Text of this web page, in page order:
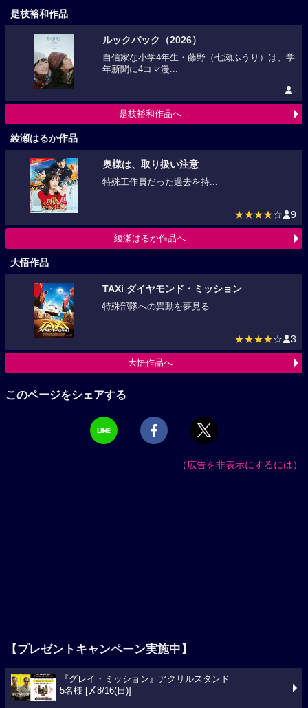
是枝裕和作品
ルックバック（2026）
自信家な小学4年生・藤野（七瀬ふうり）は、学
年新聞に4コマ漫...
-
是枝裕和作品へ
綾瀬はるか作品
奥様は、取り扱い注意
特殊工作員だった過去を持...
★★★★☆ 9
綾瀬はるか作品へ
大悟作品
TAXi ダイヤモンド・ミッション
特殊部隊への異動を夢見る...
★★★★☆ 3
大悟作品へ
このページをシェアする
（広告を非表示にするには）
【プレゼントキャンペーン実施中】
『グレイ・ミッション』アクリルスタンド
5名様 [〆8/16(日)]